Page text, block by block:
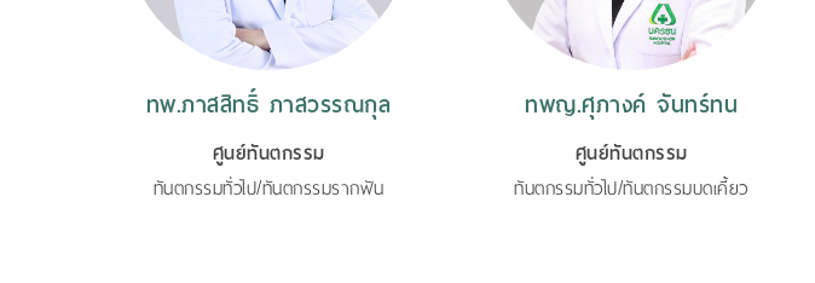
ทพ.ภาสสิทธิ์ ภาสวรรณกุล
ศูนย์ทันตกรรม
ทันตกรรมทั่วไป/ทันตกรรมรากฟัน
ทพญ.ศุภางค์ จันทร์ทน
ศูนย์ทันตกรรม
ทันตกรรมทั่วไป/ทันตกรรมบดเคี้ยว